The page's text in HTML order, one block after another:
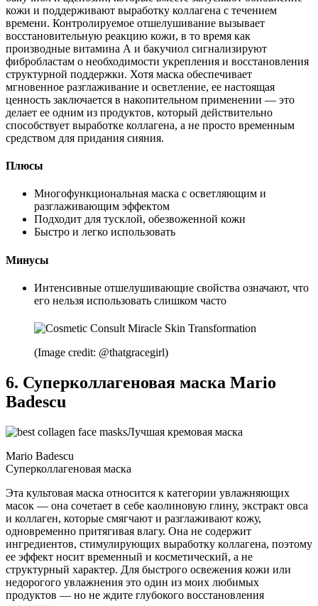
кожи и поддерживают выработку коллагена с течением
времени. Контролируемое отшелушивание вызывает
восстановительную реакцию кожи, в то время как
производные витамина А и бакучиол сигнализируют
фибробластам о необходимости укрепления и восстановления
структурной поддержки. Хотя маска обеспечивает
мгновенное разглаживание и осветление, ее настоящая
ценность заключается в накопительном применении — это
делает ее одним из продуктов, который действительно
способствует выработке коллагена, а не просто временным
средством для придания сияния.
Плюсы
Многофункциональная маска с осветляющим и
разглаживающим эффектом
Подходит для тусклой, обезвоженной кожи
Быстро и легко использовать
Минусы
Интенсивные отшелушивающие свойства означают, что
его нельзя использовать слишком часто
(Image credit: @thatgracegirl)
6. Суперколлагеновая маска Mario
Badescu
Лучшая кремовая маска
Mario Badescu
Суперколлагеновая маска
Эта культовая маска относится к категории увлажняющих
масок — она сочетает в себе каолиновую глину, экстракт овса
и коллаген, которые смягчают и разглаживают кожу,
одновременно притягивая влагу. Она не содержит
ингредиентов, стимулирующих выработку коллагена, поэтому
ее эффект носит временный и косметический, а не
структурный характер. Для быстрого освежения кожи или
недорогого увлажнения это один из моих любимых
продуктов — но не ждите глубокого восстановления